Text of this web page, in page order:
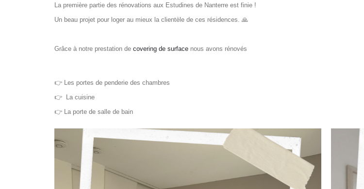
La première partie des rénovations aux Estudines de Nanterre est finie !
Un beau projet pour loger au mieux la clientèle de ces résidences. 🙏
Grâce à notre prestation de covering de surface nous avons rénovés
👉 Les portes de penderie des chambres
👉 La cuisine
👉 La porte de salle de bain